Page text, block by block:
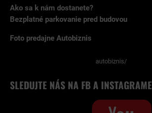
Ako sa k nám dostanete?
Bezplatné parkovanie pred budovou
Foto predajne Autobiznis
autobiznis/
SLEDUJTE NÁS NA FB A INSTAGRAME